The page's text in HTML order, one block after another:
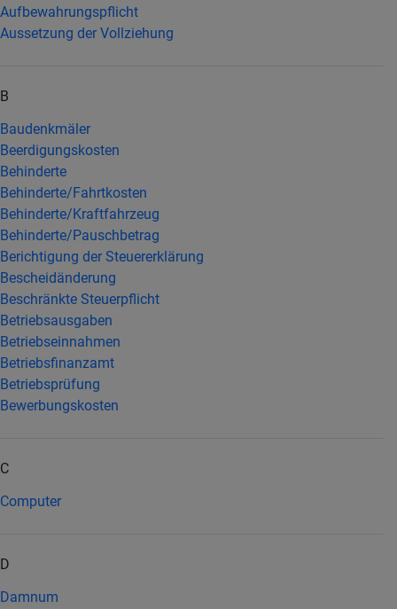
Aufbewahrungspflicht
Aussetzung der Vollziehung
B
Baudenkmäler
Beerdigungskosten
Behinderte
Behinderte/Fahrtkosten
Behinderte/Kraftfahrzeug
Behinderte/Pauschbetrag
Berichtigung der Steuererklärung
Bescheidänderung
Beschränkte Steuerpflicht
Betriebsausgaben
Betriebseinnahmen
Betriebsfinanzamt
Betriebsprüfung
Bewerbungskosten
C
Computer
D
Damnum